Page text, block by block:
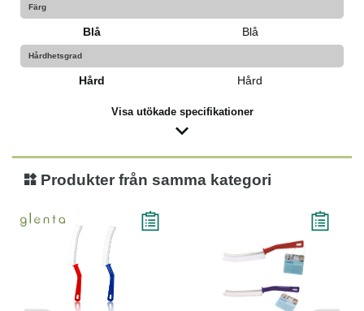
Färg
Blå Blå
Hårdhetsgrad
Hård Hård
Visa utökade specifikationer
Produkter från samma kategori